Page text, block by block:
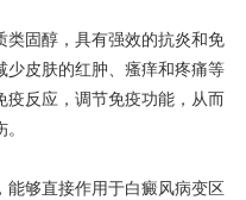
固醇，具有强效的抗炎和免
少皮肤的红肿、瘙痒和疼痛等
反应，调节免疫功能，从而
够直接作用于白癜风病变区